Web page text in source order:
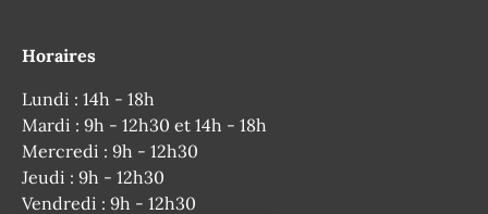
Horaires
Lundi : 14h - 18h
Mardi : 9h - 12h30 et 14h - 18h
Mercredi : 9h - 12h30
Jeudi : 9h - 12h30
Vendredi : 9h - 12h30